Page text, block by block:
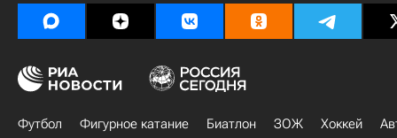
Футбол Фигурное катание Биатлон ЗОЖ Хоккей